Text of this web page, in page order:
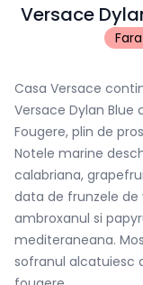
Versace
Casa Versace
Versace Dylan
Fougere, plin de
Notele marine
calabriana,
data de frunzele
ambroxanul si
mediteraneana.
sofranul alcatuiesc